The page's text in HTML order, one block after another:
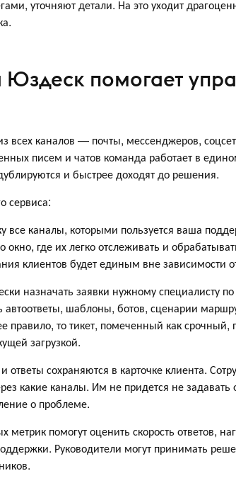
уточняют детали. На это уходит
помогает
всех каналов — почты, мессенджеров,
писем и чатов команда работает в
и быстрее доходят до решения.
сервиса:
все каналы, которыми пользуется ваша
где их легко отслеживать и
клиентов будет единым вне зависимости
назначать заявки нужному специалисту
автоответы, шаблоны, ботов, сценарии
правило, то тикет, помеченный как срочный,
загрузкой.
ответы сохраняются в карточке клиента.
какие каналы. Им не придется не
о проблеме.
метрик помогут оценить скорость ответов,
Руководители могут принимать